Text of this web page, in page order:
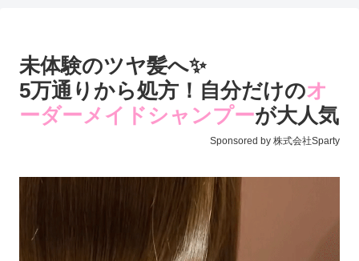
未体験のツヤ髪へ✨
5万通りから処方！自分だけのオ
ーダーメイドシャンプーが大人気
Sponsored by 株式会社Sparty